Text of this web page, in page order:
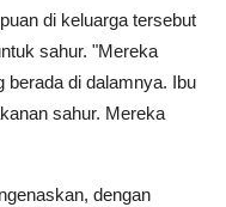
di keluarga tersebut
sahur. "Mereka
berada di dalamnya. Ibu
sahur. Mereka
dengan